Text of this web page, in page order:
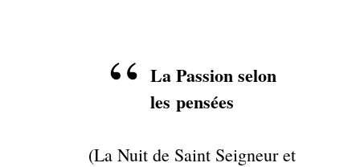
La Passion selon
les pensées
(La Nuit de Saint Seigneur et